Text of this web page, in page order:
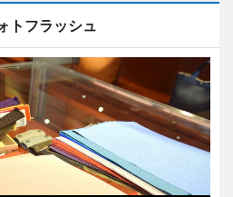
トフラッシュ